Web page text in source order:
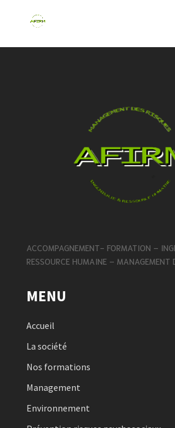
ACCOMPAGNEMENT- FORMATION –
RESSOURCE HUMAINE – MANAGEMENT
MENU
Accueil
La société
Nos formations
Management
Environnement